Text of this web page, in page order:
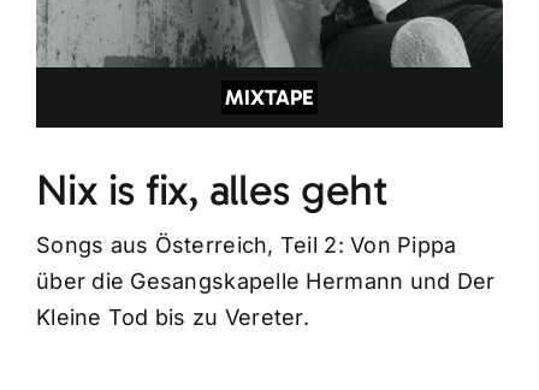
MIXTAPE
Nix is fix, alles geht
Songs aus Österreich, Teil 2: Von Pippa
über die Gesangskapelle Hermann und Der
Kleine Tod bis zu Vereter.